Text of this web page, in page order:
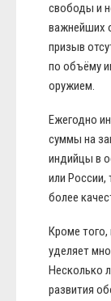
свободы и
важнейших
призыв
по объёму
оружием.
Ежегодно
суммы на
индийцы в
или России,
более
Кроме того,
уделяет
Несколько
развития